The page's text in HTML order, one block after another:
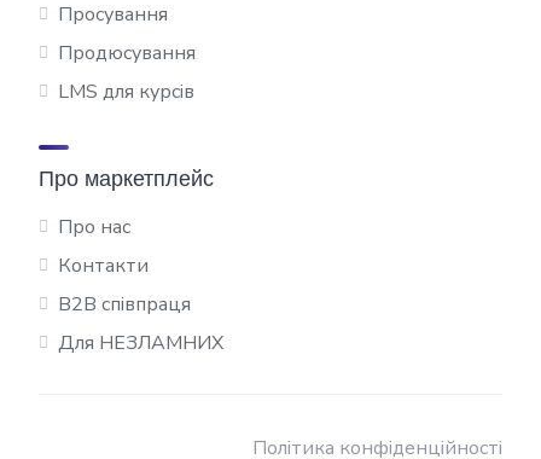
Просування
Продюсування
LMS для курсів
Про маркетплейс
Про нас
Контакти
B2B співпраця
Для НЕЗЛАМНИХ
Політика конфіденційності